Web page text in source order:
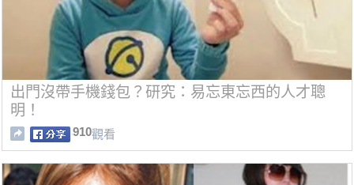
出門沒帶手機錢包？研究：易忘東忘西的人才聰
明！
910觀看